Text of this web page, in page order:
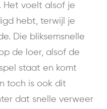
Het voelt alsof je
hebt, terwijl je
Die bliksemsnelle
de loer, alsof de
staat en komt
toch is ook dit
dat snelle verweer